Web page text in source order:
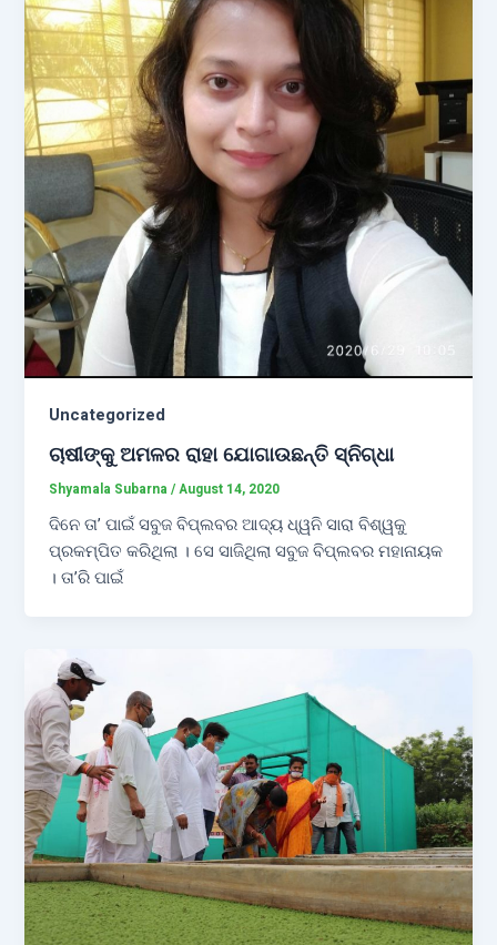
Uncategorized
ଚାଷୀଙ୍କୁ ଅମଳର ରାହା ଯୋଗାଉଛନ୍ତି ସ୍ନିଗ୍ଧା
Shyamala Subarna/August 14, 2020
ଦିନେ ତା’ ପାଇଁ ସବୁଜ ବିପ୍ଲବର ଆଦ୍ୟ ଧ୍ୱନି ସାରା ବିଶ୍ୱକୁ
ପ୍ରକମ୍ପିତ କରିଥିଲା । ସେ ସାଜିଥିଲା ସବୁଜ ବିପ୍ଲବର ମହାନାୟକ
। ତା’ରି ପାଇଁ